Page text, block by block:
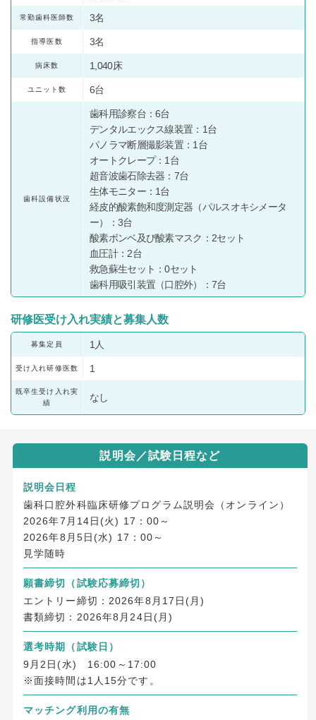
常勤歯科医師数 3名
指導医数 3名
病床数 1,040床
ユニット数 6台
歯科設備状況
歯科用診察台：6台
デンタルエックス線装置：1台
パノラマ断層撮影装置：1台
オートクレープ：1台
超音波歯石除去器：7台
生体モニター：1台
経皮的酸素飽和度測定器（パルスオキシメータ
ー）：3台
酸素ボンベ及び酸素マスク：2セット
血圧計：2台
救急蘇生セット：0セット
歯科用吸引装置（口腔外）：7台
研修医受け入れ実績と募集人数
募集定員 1人
受け入れ研修医数 1
既卒生受け入れ実
績
なし
説明会／試験日程など
説明会日程
歯科口腔外科臨床研修プログラム説明会（オンライン）
2026年7月14日(火) 17：00～
2026年8月5日(水) 17：00～
見学随時
願書締切
（試験応募締切）
エントリー締切：2026年8月17日(月)
書類締切：2026年8月24日(月)
選考時期（試験日）
9月2日(水) 16:00～17:00
※面接時間は1人15分です。
マッチング利用の有無